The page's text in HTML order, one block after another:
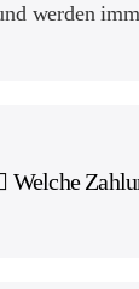
werden
Welche